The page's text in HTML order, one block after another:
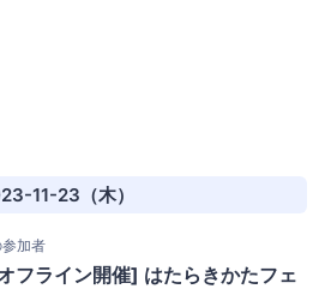
11-23（木）
加者
フライン開催] はたらきかたフェ